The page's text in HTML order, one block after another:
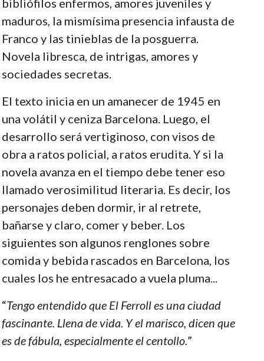
maduros, la mismísima presencia infausta de
Franco y las tinieblas de la posguerra.
Novela libresca, de intrigas, amores y
sociedades secretas.
El texto inicia en un amanecer de 1945 en
una volátil y ceniza Barcelona. Luego, el
desarrollo será vertiginoso, con visos de
obra a ratos policial, a ratos erudita. Y si la
novela avanza en el tiempo debe tener eso
llamado verosimilitud literaria. Es decir, los
personajes deben dormir, ir al retrete,
bañarse y claro, comer y beber. Los
siguientes son algunos renglones sobre
comida y bebida rascados en Barcelona, los
cuales los he entresacado a vuela pluma...
“Tengo entendido que El Ferroll es una ciudad
fascinante. Llena de vida. Y el marisco, dicen que
es de fábula, especialmente el centollo. ”